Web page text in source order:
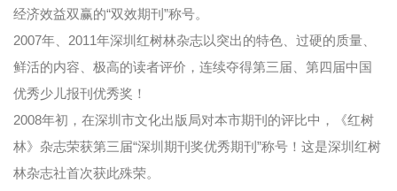
经济效益双赢的“双效期刊”称号。
2007年、2011年深圳红树林杂志以突出的特色、过硬的质量、
鲜活的内容、极高的读者评价，连续夺得第三届、第四届中国
优秀少儿报刊优秀奖！
2008年初，在深圳市文化出版局对本市期刊的评比中，《红树
林》杂志荣获第三届“深圳期刊奖优秀期刊”称号！这是深圳红树
林杂志社首次获此殊荣。